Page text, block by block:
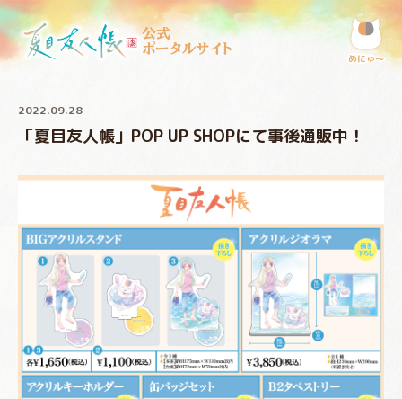
公式
ポータルサイト
めにゅ〜
2022.09.28
「夏目友人帳」POP UP SHOPにて事後通販中！